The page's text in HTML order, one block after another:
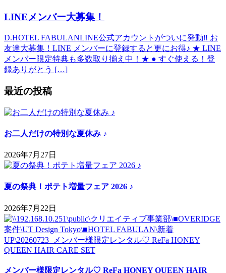
LINEメンバー大募集！
D.HOTEL FABULANLINE公式アカウントがついに発動‼ お
友達大募集！LINE メンバーに登録すると更にお得♪ ★ LINE
メンバー限定特典も多数取り揃え中！★ ● すぐ使える！登
録ありがとう […]
最近の投稿
お二人だけの特別な夏休み ♪
2026年7月27日
夏の祭典！ポテト増量フェア 2026 ♪
2026年7月22日
メンバー様限定レンタル♡ ReFa HONEY QUEEN HAIR